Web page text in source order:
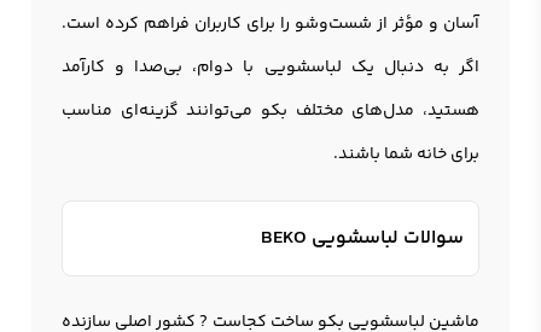
آسان و مؤثر از شست‌وشو را برای کاربران فراهم کرده است.
اگر به دنبال یک لباسشویی با دوام، بی‌صدا و کارآمد
هستید، مدل‌های مختلف بکو می‌توانند گزینه‌ای مناسب
برای خانه شما باشند.
سوالات لباسشویی BEKO
ماشین لباسشویی بکو ساخت کجاست ? کشور اصلی سازنده